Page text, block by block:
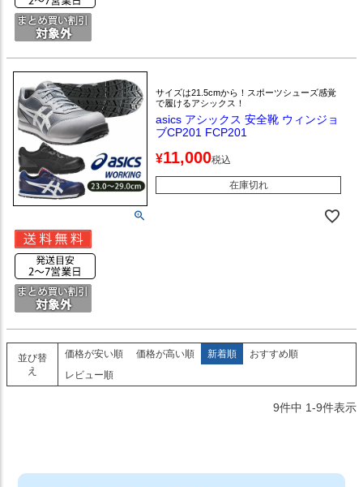
サイズは21.5cmから！スポーツシューズ感覚
で履けるアシックス！
asics アシックス 安全靴 ウィンジョ
ブCP201 FCP201
¥11,000税込
在庫切れ
並び替
え
価格が安い順 価格が高い順 新着順
おすすめ順
レビュー順
9件中 1-9件表示